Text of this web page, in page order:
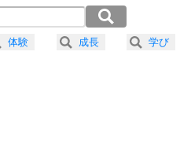
人は、怒りを優しさで表現する。
）
）
体験 成長 学び